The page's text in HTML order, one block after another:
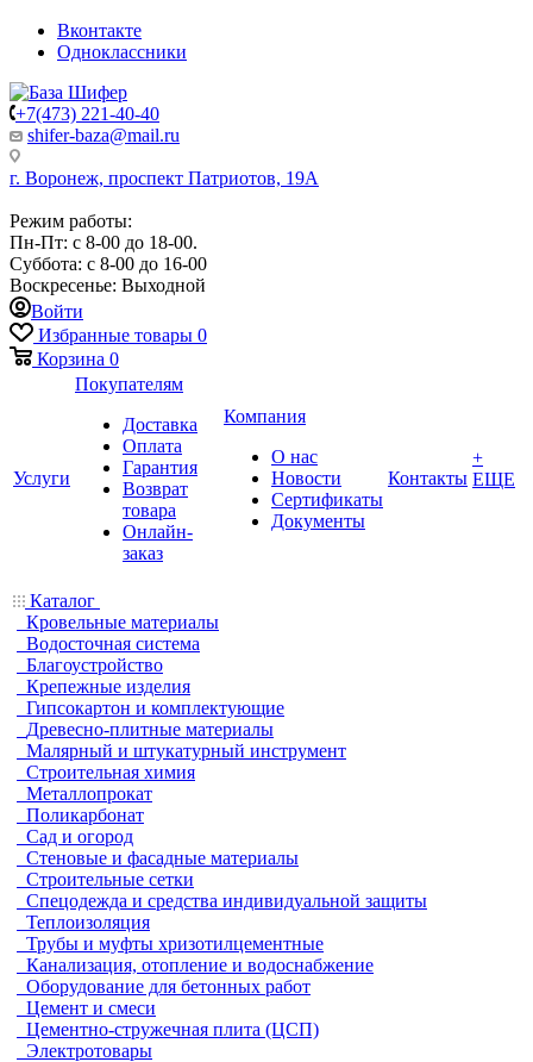
Вконтакте
Одноклассники
+7(473) 221-40-40
shifer-baza@mail.ru
г. Воронеж, проспект Патриотов, 19А
Режим работы:
Пн-Пт: с 8-00 до 18-00.
Суббота: с 8-00 до 16-00
Воскресенье: Выходной
Войти
Избранные товары 0
Корзина 0
Услуги
Покупателям
Доставка
Оплата
Гарантия
Возврат
товара
Онлайн-
заказ
Компания
О нас
Новости
Сертификаты
Документы
Контакты
+
ЕЩЕ
Каталог
Кровельные материалы
Водосточная система
Благоустройство
Крепежные изделия
Гипсокартон и комплектующие
Древесно-плитные материалы
Малярный и штукатурный инструмент
Строительная химия
Металлопрокат
Поликарбонат
Сад и огород
Стеновые и фасадные материалы
Строительные сетки
Спецодежда и средства индивидуальной защиты
Теплоизоляция
Трубы и муфты хризотилцементные
Канализация, отопление и водоснабжение
Оборудование для бетонных работ
Цемент и смеси
Цементно-стружечная плита (ЦСП)
Электротовары